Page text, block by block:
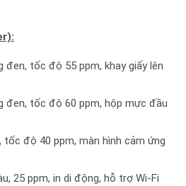
đen, tốc độ 55 ppm, khay giấy lên
đen, tốc độ 60 ppm, hộp mực đầu
tốc độ 40 ppm, màn hình cảm ứng
25 ppm, in di động, hỗ trợ Wi-Fi